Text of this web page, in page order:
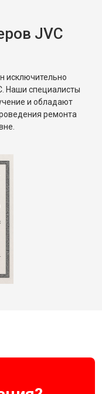
JVC
исключительно
Наши специалисты
и обладают
ремонта